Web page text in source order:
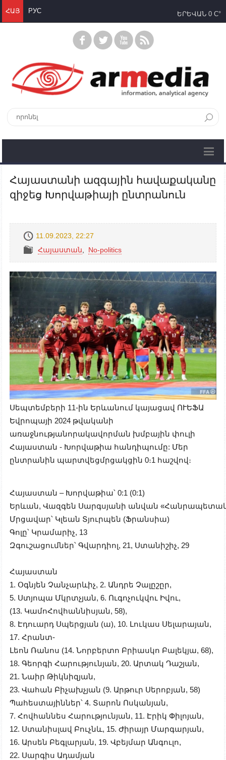
ՀԱՅ РУС ԵՐԵՎԱՆ 0 C°
Հայաստանի ազգային հավաքականը
զիջեց Խորվաթիայի ընտրանուն
11.09.2023, 22:27
Հայաստան
No-politics
Սեպտեմբերի 11-ին Երևանում կայացավ ՈՒԵՖԱ
Եվրոպայի 2024 թվականի
առաջնությանորակավորման խմբային փուլի
Հայաստան - Խորվաթիա հանդիպումը: Մեր
ընտրանին պարտվեցմրցակցին 0։1 հաշվով։
Հայաստան – Խորվաթիա՝ 0:1 (0:1)
Երևան, Վազգեն Սարգսյանի անվան «
Մրցավար՝ Կլեան Տյուրպեն (Ֆրանսիա)
Գոլը՝ Կրամարիչ, 13
Զգուշացումներ՝ Գվարդիոլ, 21, Ստանիշիչ, 29
Հայաստան
1. Օգնյեն Չանչարևիչ, 2. Անդրե Չալըշըր,
5. Ստյոպա Մկրտչյան, 6. Ուգոչուկվու Իվու,
(13. ԿամոՀովհաննիսյան, 58),
8. Էդուարդ Սպերցյան (ա), 10. Լուկաս Սելարայան,
17. Հրանտ-
Լեոն Ռանոս (14. Նորբերտո Բրիասկո Բալեկյա, 68),
18. Գեորգի Հարությունյան, 20. Արտակ Դաշյան,
21. Նաիր Թիկնիզյան,
23. Վահան Բիչախչյան (9. Արթուր Սերոբյան, 58)
Պահեստայիններ՝ 4. Տարոն Ոսկանյան,
7. Հովհաննես Հարությունյան, 11. Էրիկ Փիլոյան,
12. Ստանիսլավ Բուչնև, 15. Ժիրայր Մարգարյան,
16. Արսեն Բեգլարյան, 19. Վբեյմար Անգուլո,
22. Սարգիս Ադամյան